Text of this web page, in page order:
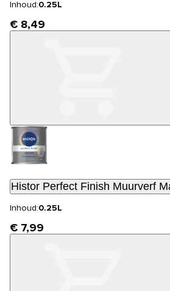
Inhoud:0.25L
€ 8,49
Histor Perfect Finish Muurverf
Inhoud:0.25L
€ 7,99